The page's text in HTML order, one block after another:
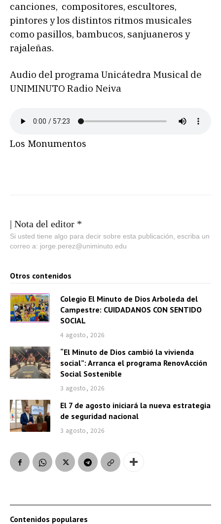
canciones, compositores, escultores,
pintores y los distintos ritmos musicales
como pasillos, bambucos, sanjuaneros y
rajaleñas.
Audio del programa Unicátedra Musical de
UNIMINUTO Radio Neiva
Los Monumentos
| Nota del editor *
Si usted tiene algo para decir sobre esta publicación, escriba un
correo a: jorge.perez@uniminuto.edu
Otros contenidos
Colegio El Minuto de Dios Arboleda del
Campestre: CUIDADANOS CON SENTIDO
SOCIAL
4 agosto, 2026
“El Minuto de Dios cambió la vivienda
social”: Arranca el programa RenovAcción
Social Sostenible
3 agosto, 2026
El 7 de agosto iniciará la nueva estrategia
de seguridad nacional
3 agosto, 2026
Contenidos populares